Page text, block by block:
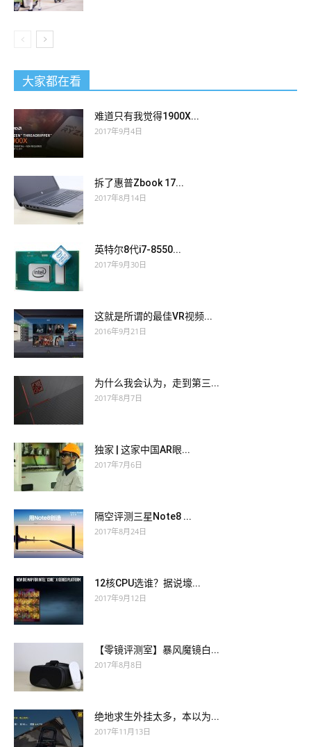
大家都在看
难道只有我觉得1900X...
2017年9月4日
拆了惠普Zbook 17...
2017年8月14日
英特尔8代i7-8550...
2017年9月30日
这就是所谓的最佳VR视频...
2016年9月21日
为什么我会认为，走到第三...
2017年8月7日
独家 | 这家中国AR眼...
2017年7月6日
隔空评测三星Note8 ...
2017年8月24日
12核CPU选谁？据说壕...
2017年9月12日
【零镜评测室】暴风魔镜白...
2017年8月8日
绝地求生外挂太多，本以为...
2017年11月13日